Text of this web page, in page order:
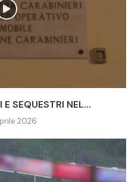
SEQUESTRI NEL...
2026